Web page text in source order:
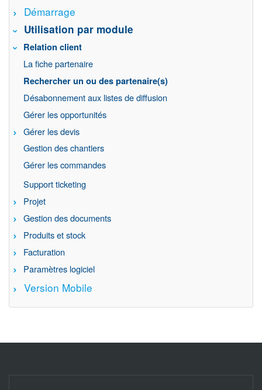
Démarrage
Utilisation par module
Relation client
La fiche partenaire
Rechercher un ou des partenaire(s)
Désabonnement aux listes de diffusion
Gérer les opportunités
Gérer les devis
Gestion des chantiers
Gérer les commandes
Support ticketing
Projet
Gestion des documents
Produits et stock
Facturation
Paramètres logiciel
Version Mobile